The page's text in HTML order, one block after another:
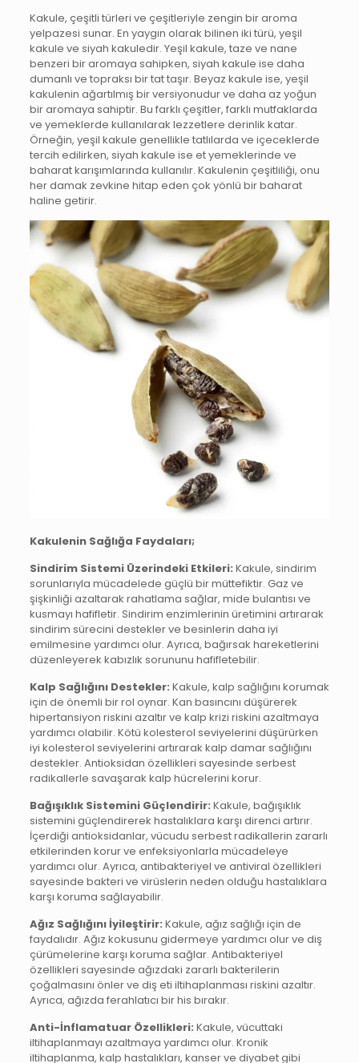
Kakule, çeşitli türleri ve çeşitleriyle zengin bir aroma
yelpazesi sunar. En yaygın olarak bilinen iki türü, yeşil
kakule ve siyah kakuledir. Yeşil kakule, taze ve nane
benzeri bir aromaya sahipken, siyah kakule ise daha
dumanlı ve topraksı bir tat taşır. Beyaz kakule ise, yeşil
kakulenin ağartılmış bir versiyonudur ve daha az yoğun
bir aromaya sahiptir. Bu farklı çeşitler, farklı mutfaklarda
ve yemeklerde kullanılarak lezzetlere derinlik katar.
Örneğin, yeşil kakule genellikle tatlılarda ve içeceklerde
tercih edilirken, siyah kakule ise et yemeklerinde ve
baharat karışımlarında kullanılır. Kakulenin çeşitliliği, onu
her damak zevkine hitap eden çok yönlü bir baharat
haline getirir.
Kakulenin Sağlığa Faydaları;
Sindirim Sistemi Üzerindeki Etkileri: Kakule, sindirim
sorunlarıyla mücadelede güçlü bir müttefiktir. Gaz ve
şişkinliği azaltarak rahatlama sağlar, mide bulantısı ve
kusmayı hafifletir. Sindirim enzimlerinin üretimini artırarak
sindirim sürecini destekler ve besinlerin daha iyi
emilmesine yardımcı olur. Ayrıca, bağırsak hareketlerini
düzenleyerek kabızlık sorununu hafifletebilir.
Kalp Sağlığını Destekler: Kakule, kalp sağlığını korumak
için de önemli bir rol oynar. Kan basıncını düşürerek
hipertansiyon riskini azaltır ve kalp krizi riskini azaltmaya
yardımcı olabilir. Kötü kolesterol seviyelerini düşürürken
iyi kolesterol seviyelerini artırarak kalp damar sağlığını
destekler. Antioksidan özellikleri sayesinde serbest
radikallerle savaşarak kalp hücrelerini korur.
Bağışıklık Sistemini Güçlendirir: Kakule, bağışıklık
sistemini güçlendirerek hastalıklara karşı direnci artırır.
İçerdiği antioksidanlar, vücudu serbest radikallerin zararlı
etkilerinden korur ve enfeksiyonlarla mücadeleye
yardımcı olur. Ayrıca, antibakteriyel ve antiviral özellikleri
sayesinde bakteri ve virüslerin neden olduğu hastalıklara
karşı koruma sağlayabilir.
Ağız Sağlığını İyileştirir: Kakule, ağız sağlığı için de
faydalıdır. Ağız kokusunu gidermeye yardımcı olur ve diş
çürümelerine karşı koruma sağlar. Antibakteriyel
özellikleri sayesinde ağızdaki zararlı bakterilerin
çoğalmasını önler ve diş eti iltihaplanması riskini azaltır.
Ayrıca, ağızda ferahlatıcı bir his bırakır.
Anti-İnflamatuar Özellikleri: Kakule, vücuttaki
iltihaplanmayı azaltmaya yardımcı olur. Kronik
iltihaplanma, kalp hastalıkları, kanser ve diyabet gibi